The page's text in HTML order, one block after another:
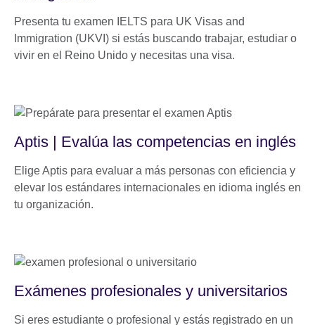
Presenta tu examen IELTS para UK Visas and
Immigration (UKVI) si estás buscando trabajar, estudiar o
vivir en el Reino Unido y necesitas una visa.
Aptis | Evalúa las competencias en inglés
Elige Aptis para evaluar a más personas con eficiencia y
elevar los estándares internacionales en idioma inglés en
tu organización.
Exámenes profesionales y universitarios
Si eres estudiante o profesional y estás registrado en un